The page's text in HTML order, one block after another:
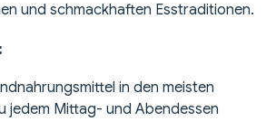
und schmackhaften Esstraditionen.
in den meisten
jedem Mittag- und Abendessen